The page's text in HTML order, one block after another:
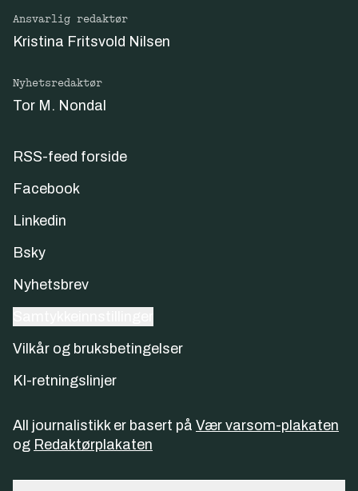
Ansvarlig redaktør
Kristina Fritsvold Nilsen
Nyhetsredaktør
Tor M. Nondal
RSS-feed forside
Facebook
Linkedin
Bsky
Nyhetsbrev
Vilkår og bruksbetingelser
KI-retningslinjer
All journalistikk er basert på Vær varsom-plakaten
og Redaktørplakaten